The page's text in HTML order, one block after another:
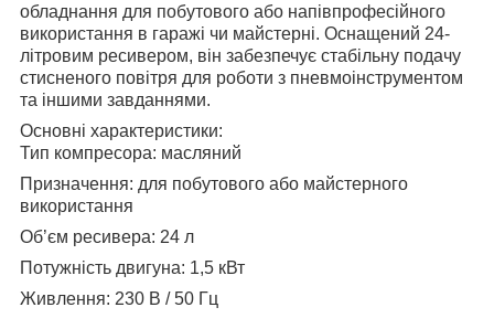
обладнання для побутового або напівпрофесійного
використання в гаражі чи майстерні. Оснащений 24-
літровим ресивером, він забезпечує стабільну подачу
стисненого повітря для роботи з пневмоінструментом
та іншими завданнями.
Основні характеристики:
Тип компресора: масляний
Призначення: для побутового або майстерного
використання
Об’єм ресивера: 24 л
Потужність двигуна: 1,5 кВт
Живлення: 230 В / 50 Гц